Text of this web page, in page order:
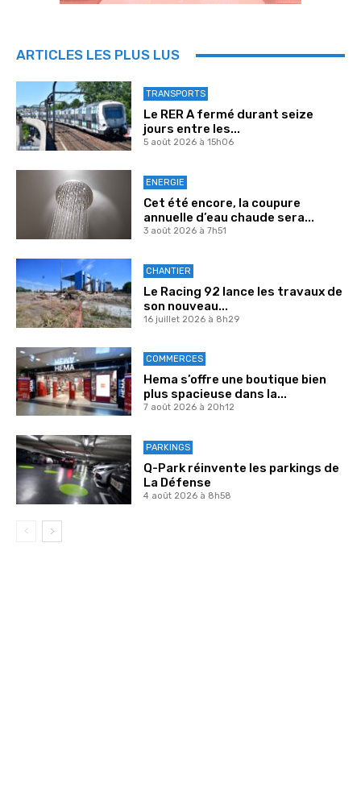
ARTICLES LES PLUS LUS
TRANSPORTS
Le RER A fermé durant seize
jours entre les...
5 août 2026 à 15h06
ENERGIE
Cet été encore, la coupure
annuelle d’eau chaude sera...
3 août 2026 à 7h51
CHANTIER
Le Racing 92 lance les travaux de
son nouveau...
16 juillet 2026 à 8h29
COMMERCES
Hema s’offre une boutique bien
plus spacieuse dans la...
7 août 2026 à 20h12
PARKINGS
Q-Park réinvente les parkings de
La Défense
4 août 2026 à 8h58